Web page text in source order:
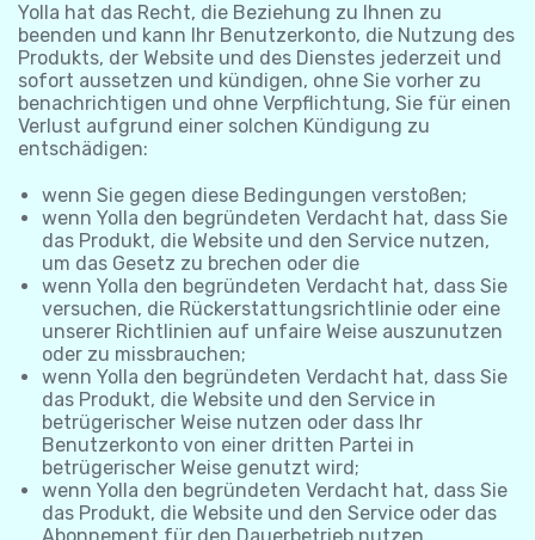
Yolla hat das Recht, die Beziehung zu Ihnen zu
beenden und kann Ihr Benutzerkonto, die Nutzung des
Produkts, der Website und des Dienstes jederzeit und
sofort aussetzen und kündigen, ohne Sie vorher zu
benachrichtigen und ohne Verpflichtung, Sie für einen
Verlust aufgrund einer solchen Kündigung zu
entschädigen:
wenn Sie gegen diese Bedingungen verstoßen;
wenn Yolla den begründeten Verdacht hat, dass Sie
das Produkt, die Website und den Service nutzen,
um das Gesetz zu brechen oder die
wenn Yolla den begründeten Verdacht hat, dass Sie
versuchen, die Rückerstattungsrichtlinie oder eine
unserer Richtlinien auf unfaire Weise auszunutzen
oder zu missbrauchen;
wenn Yolla den begründeten Verdacht hat, dass Sie
das Produkt, die Website und den Service in
betrügerischer Weise nutzen oder dass Ihr
Benutzerkonto von einer dritten Partei in
betrügerischer Weise genutzt wird;
wenn Yolla den begründeten Verdacht hat, dass Sie
das Produkt, die Website und den Service oder das